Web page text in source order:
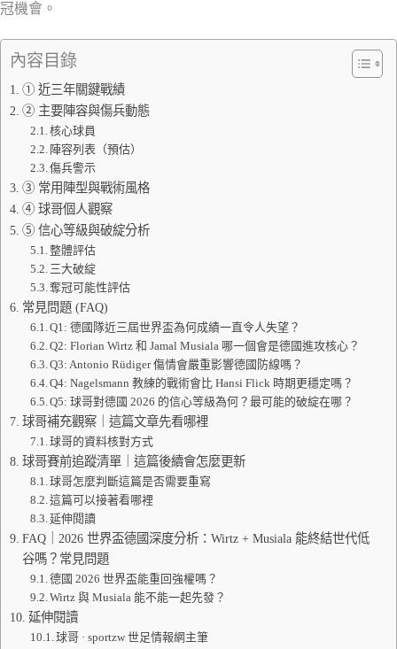
冠機會。
內容目錄
① 近三年關鍵戰績
② 主要陣容與傷兵動態
核心球員
陣容列表（預估）
傷兵警示
③ 常用陣型與戰術風格
④ 球哥個人觀察
⑤ 信心等級與破綻分析
整體評估
三大破綻
奪冠可能性評估
常見問題 (FAQ)
Q1: 德國隊近三屆世界盃為何成績一直令人失望？
Q2: Florian Wirtz 和 Jamal Musiala 哪一個會是德國進攻核心？
Q3: Antonio Rüdiger 傷情會嚴重影響德國防線嗎？
Q4: Nagelsmann 教練的戰術會比 Hansi Flick 時期更穩定嗎？
Q5: 球哥對德國 2026 的信心等級為何？最可能的破綻在哪？
球哥補充觀察｜這篇文章先看哪裡
球哥的資料核對方式
球哥賽前追蹤清單｜這篇後續會怎麼更新
球哥怎麼判斷這篇是否需要重寫
這篇可以接著看哪裡
延伸閱讀
FAQ｜2026 世界盃德國深度分析：Wirtz + Musiala 能終結世代低
谷嗎？常見問題
德國 2026 世界盃能重回強權嗎？
Wirtz 與 Musiala 能不能一起先發？
延伸閱讀
球哥 · sportzw 世足情報網主筆